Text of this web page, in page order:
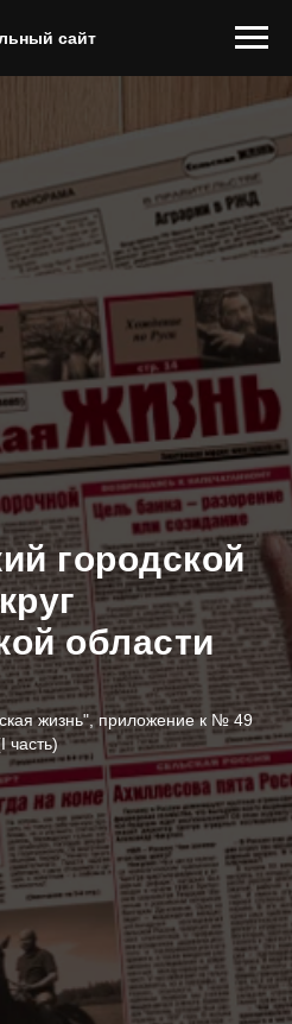
сайт
городской
области
жизнь", приложение к № 49
часть)